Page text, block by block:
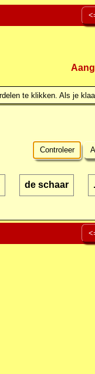
te klikken. Als je
Controleer
de schaar